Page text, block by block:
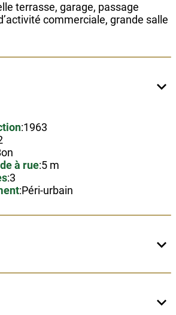
terrasse, garage, passage
commerciale, grande salle
:1963
à rue:5 m
:3
:Péri-urbain
m²